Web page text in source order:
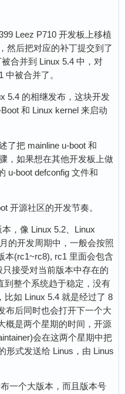
Leez P710 开发板上移植
然后把对应的补丁提交到了
合并到 Linux 5.4 中，对
中被合并了。
5.4 的相继发布，这块开发
和 Linux kernel 来启动
了把 mainline u-boot 和
，如果想在其他开发板上做
u-boot defconfig 文件和
开源社区的开发节奏。
，像 Linux 5.2、Linux
的开发周期中，一般会按照
本(rc1~rc8), rc1 里面会包含
接受对当前版本中存在的
到整个系统趋于稳定，没有
比如 Linux 5.4 就是经过了 8
布后同时也会打开下一个大
概是两个星期的时间，开源
会在这两个星期中把
形式发送给 Linus，由 Linus
一个大版本，而且版本号